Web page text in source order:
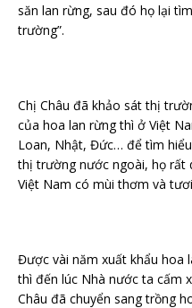
săn lan rừng, sau đó họ lại
trường”.
Chị Châu đã khảo sát thị
của hoa lan rừng thì ở Việt
Loan, Nhật, Đức… để tìm
thị trường nước ngoài, họ rất
Việt Nam có mùi thơm và
Được vài năm xuất khẩu hoa
thì đến lúc Nhà nước ta cấm
Châu đã chuyển sang trồng